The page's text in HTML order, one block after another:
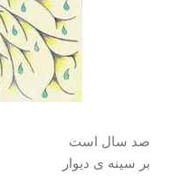
صد سال است
بر سینه ی دیوار